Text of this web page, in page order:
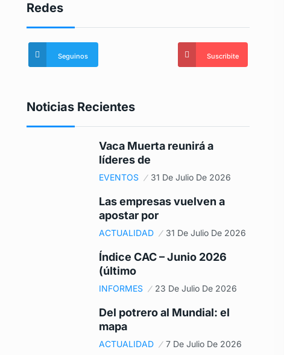
Redes
Seguinos Suscribite
Noticias Recientes
Vaca Muerta reunirá a
líderes de
EVENTOS 31 De Julio De 2026
Las empresas vuelven a
apostar por
ACTUALIDAD 31 De Julio De 2026
Índice CAC – Junio 2026
(último
INFORMES 23 De Julio De 2026
Del potrero al Mundial: el
mapa
ACTUALIDAD 7 De Julio De 2026